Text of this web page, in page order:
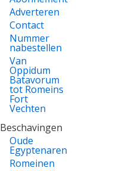
Adverteren
Contact
Nummer
nabestellen
Van
Oppidum
Batavorum
tot Romeins
Fort
Vechten
Beschavingen
Oude
Egyptenaren
Romeinen